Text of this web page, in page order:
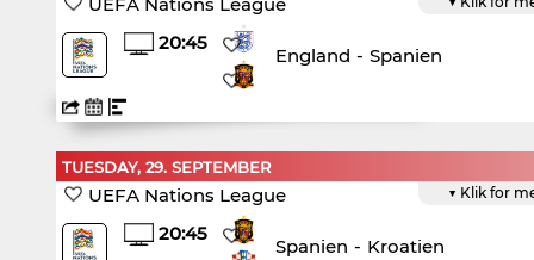
20:45
England - Spanien
TUESDAY, 29. SEPTEMBER
▼ Klik for
UEFA Nations League
20:45
Spanien - Kroatien